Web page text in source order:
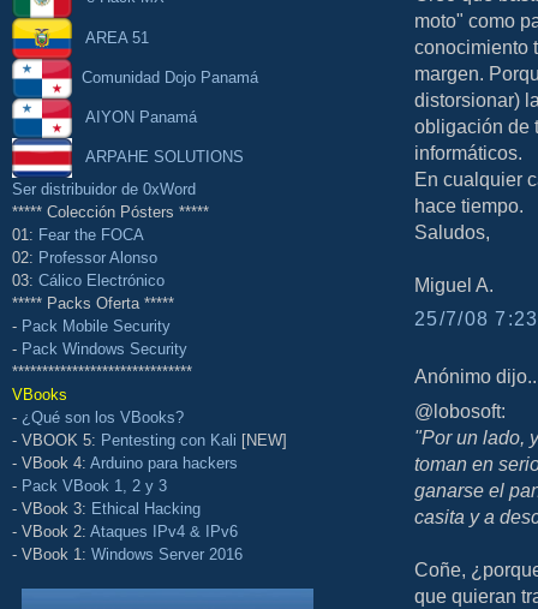
AREA 51
Comunidad Dojo Panamá
AIYON Panamá
ARPAHE SOLUTIONS
Ser distribuidor de 0xWord
***** Colección Pósters *****
01: Fear the FOCA
02: Professor Alonso
03: Cálico Electrónico
***** Packs Oferta *****
- Pack Mobile Security
- Pack Windows Security
******************************
VBooks
- ¿Qué son los VBooks?
- VBOOK 5: Pentesting con Kali [NEW]
- VBook 4: Arduino para hackers
- Pack VBook 1, 2 y 3
- VBook 3: Ethical Hacking
- VBook 2: Ataques IPv4 & IPv6
- VBook 1: Windows Server 2016
moto" como
conocimiento
margen.
distorsionar)
obligación de
informáticos.
En cualquier
hace tiempo.
Saludos,
Miguel A.
25/7/08
Anónimo
@lobosoft:
"Por un lado,
toman en
ganarse el
casita y a
Coñe,
que quieran